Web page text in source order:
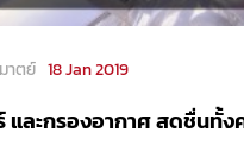
าตย์ 18 Jan 2019
และกรองอากาศ สดชื่นทั้ง